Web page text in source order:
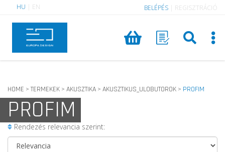
HU EN BELÉPÉS REGISZTRÁCIÓ
HOME > TERMEKEK > AKUSZTIKA > AKUSZTIKUS_ULOBUTOROK > PROFIM
PROFIM
Rendezés relevancia szerint: